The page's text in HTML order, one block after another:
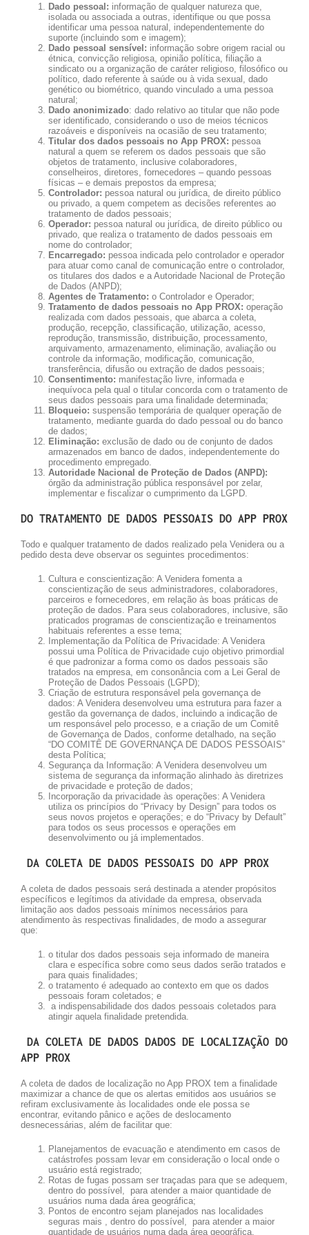
Dado pessoal: informação de qualquer natureza que,
isolada ou associada a outras, identifique ou que possa
identificar uma pessoa natural, independentemente do
suporte (incluindo som e imagem);
Dado pessoal sensível: informação sobre origem racial ou
étnica, convicção religiosa, opinião política, filiação a
sindicato ou a organização de caráter religioso, filosófico ou
político, dado referente à saúde ou à vida sexual, dado
genético ou biométrico, quando vinculado a uma pessoa
natural;
Dado anonimizado: dado relativo ao titular que não pode
ser identificado, considerando o uso de meios técnicos
razoáveis e disponíveis na ocasião de seu tratamento;
Titular dos dados pessoais no App PROX: pessoa
natural a quem se referem os dados pessoais que são
objetos de tratamento, inclusive colaboradores,
conselheiros, diretores, fornecedores – quando pessoas
físicas – e demais prepostos da empresa;
Controlador: pessoa natural ou jurídica, de direito público
ou privado, a quem competem as decisões referentes ao
tratamento de dados pessoais;
Operador: pessoa natural ou jurídica, de direito público ou
privado, que realiza o tratamento de dados pessoais em
nome do controlador;
Encarregado: pessoa indicada pelo controlador e operador
para atuar como canal de comunicação entre o controlador,
os titulares dos dados e a Autoridade Nacional de Proteção
de Dados (ANPD);
Agentes de Tratamento: o Controlador e Operador;
Tratamento de dados pessoais no App PROX: operação
realizada com dados pessoais, que abarca a coleta,
produção, recepção, classificação, utilização, acesso,
reprodução, transmissão, distribuição, processamento,
arquivamento, armazenamento, eliminação, avaliação ou
controle da informação, modificação, comunicação,
transferência, difusão ou extração de dados pessoais;
Consentimento: manifestação livre, informada e
inequívoca pela qual o titular concorda com o tratamento de
seus dados pessoais para uma finalidade determinada;
Bloqueio: suspensão temporária de qualquer operação de
tratamento, mediante guarda do dado pessoal ou do banco
de dados;
Eliminação: exclusão de dado ou de conjunto de dados
armazenados em banco de dados, independentemente do
procedimento empregado.
Autoridade Nacional de Proteção de Dados (ANPD):
órgão da administração pública responsável por zelar,
implementar e fiscalizar o cumprimento da LGPD.
DO TRATAMENTO DE DADOS PESSOAIS DO APP PROX
Todo e qualquer tratamento de dados realizado pela Venidera ou a
pedido desta deve observar os seguintes procedimentos:
Cultura e conscientização: A Venidera fomenta a
conscientização de seus administradores, colaboradores,
parceiros e fornecedores, em relação às boas práticas de
proteção de dados. Para seus colaboradores, inclusive, são
praticados programas de conscientização e treinamentos
habituais referentes a esse tema;
Implementação da Política de Privacidade: A Venidera
possui uma Política de Privacidade cujo objetivo primordial
é que padronizar a forma como os dados pessoais são
tratados na empresa, em consonância com a Lei Geral de
Proteção de Dados Pessoais (LGPD);
Criação de estrutura responsável pela governança de
dados: A Venidera desenvolveu uma estrutura para fazer a
gestão da governança de dados, incluindo a indicação de
um responsável pelo processo, e a criação de um Comitê
de Governança de Dados, conforme detalhado, na seção
“DO COMITÊ DE GOVERNANÇA DE DADOS PESSOAIS”
desta Política;
Segurança da Informação: A Venidera desenvolveu um
sistema de segurança da informação alinhado às diretrizes
de privacidade e proteção de dados;
Incorporação da privacidade às operações: A Venidera
utiliza os princípios do “Privacy by Design” para todos os
seus novos projetos e operações; e do “Privacy by Default”
para todos os seus processos e operações em
desenvolvimento ou já implementados.
DA COLETA DE DADOS PESSOAIS DO APP PROX
A coleta de dados pessoais será destinada a atender propósitos
específicos e legítimos da atividade da empresa, observada
limitação aos dados pessoais mínimos necessários para
atendimento às respectivas finalidades, de modo a assegurar
que:
o titular dos dados pessoais seja informado de maneira
clara e específica sobre como seus dados serão tratados e
para quais finalidades;
o tratamento é adequado ao contexto em que os dados
pessoais foram coletados; e
a indispensabilidade dos dados pessoais coletados para
atingir aquela finalidade pretendida.
DA COLETA DE DADOS DADOS DE LOCALIZAÇÃO DO
APP PROX
A coleta de dados de localização no App PROX tem a finalidade
maximizar a chance de que os alertas emitidos aos usuários se
refiram exclusivamente às localidades onde ele possa se
encontrar, evitando pânico e ações de deslocamento
desnecessárias, além de facilitar que:
Planejamentos de evacuação e atendimento em casos de
catástrofes possam levar em consideração o local onde o
usuário está registrado;
Rotas de fugas possam ser traçadas para que se adequem,
dentro do possível, para atender a maior quantidade de
usuários numa dada área geográfica;
Pontos de encontro sejam planejados nas localidades
seguras mais , dentro do possível, para atender a maior
quantidade de usuários numa dada área geográfica.